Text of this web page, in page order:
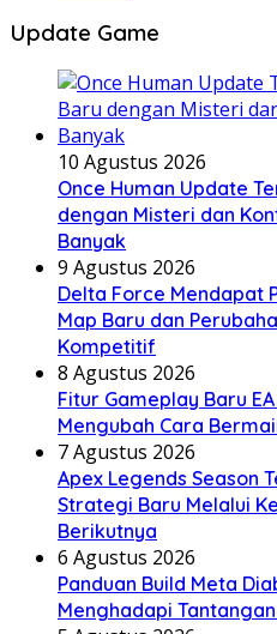
Update Game
10 Agustus 2026
Once Human Update
dengan Misteri dan
Banyak
9 Agustus 2026
Delta Force Mendapat
Map Baru dan
Kompetitif
8 Agustus 2026
Fitur Gameplay Baru
Mengubah Cara
7 Agustus 2026
Apex Legends Season
Strategi Baru Melalui
Berikutnya
6 Agustus 2026
Panduan Build Meta
Menghadapi